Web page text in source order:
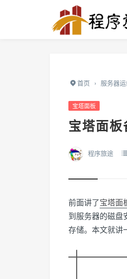
首页 › 服务器
宝塔面板
宝塔面
程序旅途
前面讲了宝塔面
到服务器的磁盘
存储。本文就讲